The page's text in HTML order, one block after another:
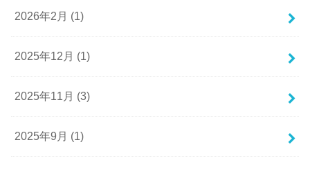
2026年2月 (1)
2025年12月 (1)
2025年11月 (3)
2025年9月 (1)